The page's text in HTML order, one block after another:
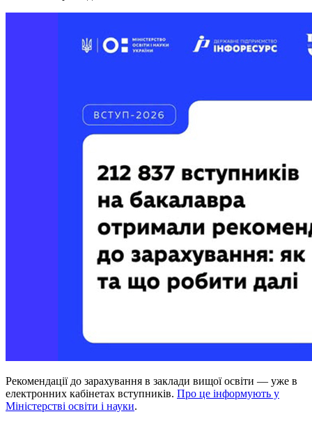
Рекомендації до зарахування в заклади вищої освіти — уже в
електронних кабінетах вступників. Про це інформують у
Міністерстві освіти і науки.